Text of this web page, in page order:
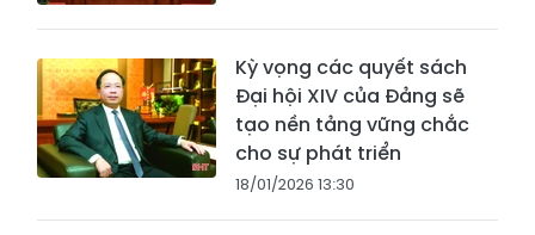
Kỳ vọng các quyết sách
Đại hội XIV của Đảng sẽ
tạo nền tảng vững chắc
cho sự phát triển
18/01/2026 13:30